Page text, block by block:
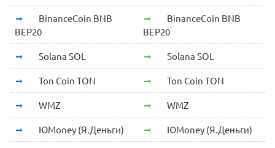
BinanceCoin BNB
BEP20
BinanceCoin BNB
BEP20
Solana SOL Solana SOL
Ton Coin TON Ton Coin TON
WMZ WMZ
ЮMoney (Я.Деньги) ЮMoney (Я.Деньги)